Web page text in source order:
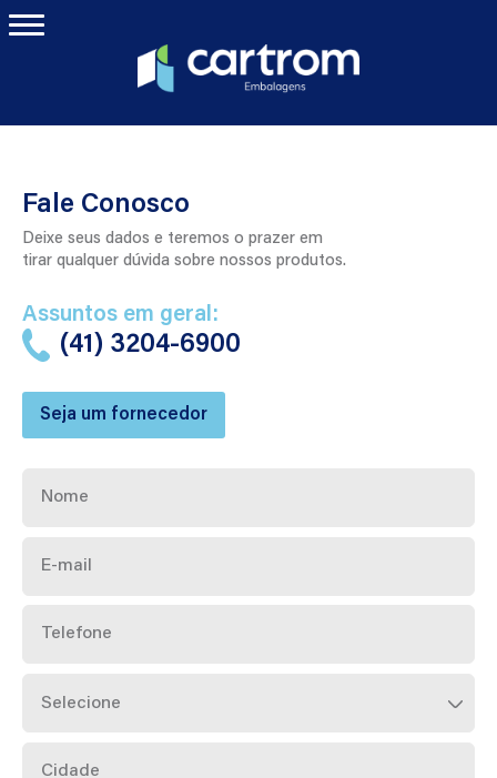
Fale Conosco
Deixe seus dados e teremos o prazer em
tirar qualquer dúvida sobre nossos produtos.
Assuntos em geral:
(41) 3204-6900
Seja um fornecedor
mail